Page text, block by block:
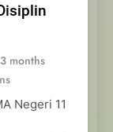
3 months
Negeri 11